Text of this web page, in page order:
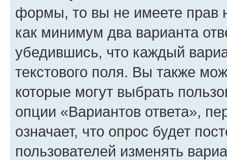
формы, то вы не имеете прав
как минимум два варианта
убедившись, что каждый
текстового поля. Вы также
которые могут выбрать
опции «Вариантов ответа»,
означает, что опрос будет
пользователей изменять